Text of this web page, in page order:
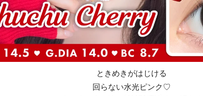
ときめきがはじける
回らない水光ピンク♡